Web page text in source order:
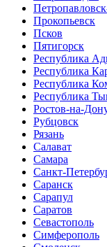
Прокопьевск
Псков
Пятигорск
Республика
Республика
Республика
Республика
Ростов-на-
Рубцовск
Рязань
Салават
Самара
Санкт-
Саранск
Сарапул
Саратов
Севастополь
Симферополь